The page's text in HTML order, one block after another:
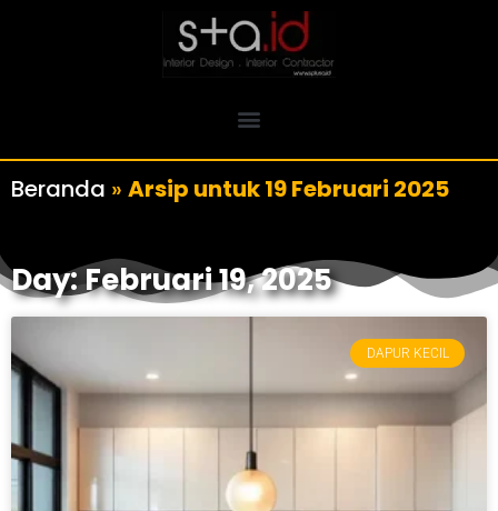
Beranda » Arsip untuk 19 Februari 2025
Day: Februari 19, 2025
DAPUR KECIL